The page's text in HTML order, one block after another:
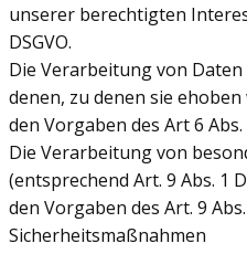
unserer berechtigten
DSGVO.
Die Verarbeitung von
denen, zu denen sie
den Vorgaben des Art 6 Abs.
Die Verarbeitung von
(entsprechend Art. 9 Abs. 1
den Vorgaben des Art. 9 Abs.
Sicherheitsmaßnahmen